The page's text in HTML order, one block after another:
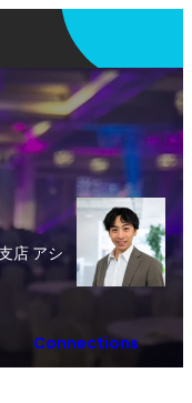
店 アシ
Connections